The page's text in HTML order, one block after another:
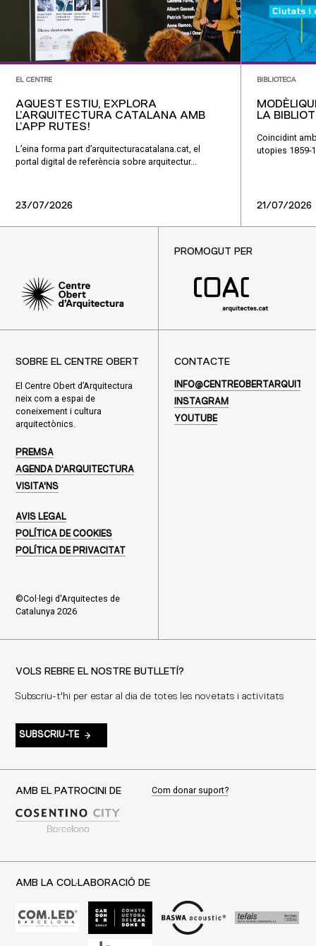
EL CENTRE
AQUEST ESTIU, EXPLORA
L’ARQUITECTURA CATALANA AMB
L’APP RUTES!
L’eina forma part d’arquitecturacatalana.cat, el
portal digital de referència sobre arquitectur...
23/07/2026
BIBLIOTECA
LA
Coincidint
utopies 1859-
21/07/2026
PROMOGUT PER
SOBRE EL CENTRE OBERT
El Centre Obert d’Arquitectura
neix com a espai de
coneixement i cultura
arquitectònics.
PREMSA
AGENDA D'ARQUITECTURA
VISITA'NS
AVIS LEGAL
POLÍTICA DE COOKIES
POLÍTICA DE PRIVACITAT
©Col·legi d'Arquitectes de
Catalunya 2026
CONTACTE
INSTAGRAM
YOUTUBE
VOLS REBRE EL NOSTRE BUTLLETÍ?
Subscriu-t'hi per estar al dia de totes les novetats i activitats
SUBSCRIU-TE
AMB EL PATROCINI DE Com donar suport?
AMB LA COL·LABORACIÓ DE